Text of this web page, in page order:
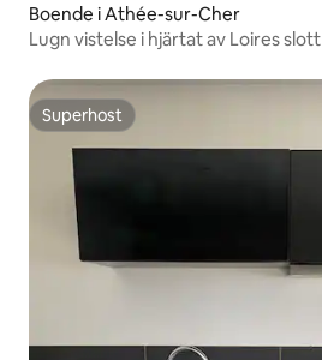
Boende i Athée-sur-Cher
Lugn vistelse i hjärtat av Loires slott
Superhost
Superhost